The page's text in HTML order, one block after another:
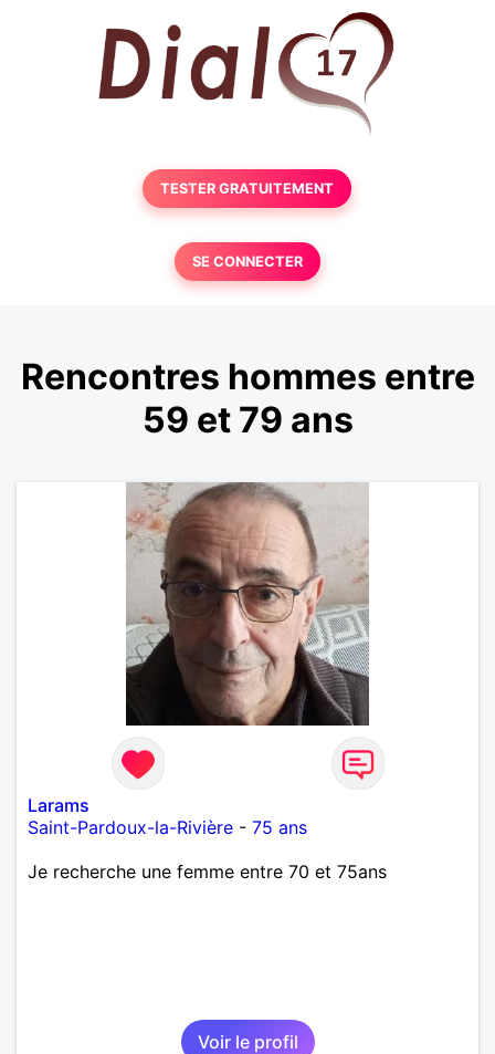
TESTER GRATUITEMENT
SE CONNECTER
Rencontres hommes entre
59 et 79 ans
Larams
Saint-Pardoux-la-Rivière - 75 ans
Je recherche une femme entre 70 et 75ans
Voir le profil